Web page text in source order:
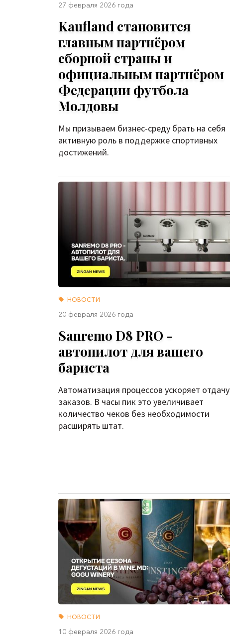
27 февраля 2026 года
Kaufland становится
главным партнёром
сборной страны и
официальным партнёром
Федерации футбола
Молдовы
Мы призываем бизнес-среду брать на себя
активную роль в поддержке спортивных
достижений.
НОВОСТИ
20 февраля 2026 года
Sanremo D8 PRO -
автопилот для вашего
бариста
Автоматизация процессов ускоряет отдачу
заказов. В часы пик это увеличивает
количество чеков без необходимости
расширять штат.
НОВОСТИ
10 февраля 2026 года